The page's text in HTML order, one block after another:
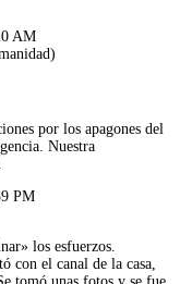
por los apagones del
Nuestra
los esfuerzos.
con el canal de la casa,